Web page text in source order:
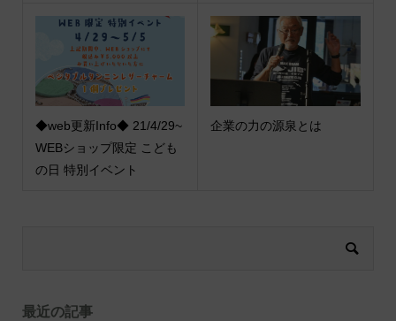
◆web更新Info◆ 21/4/29~
WEBショップ限定 こども
の日 特別イベント
企業の力の源泉とは
最近の記事